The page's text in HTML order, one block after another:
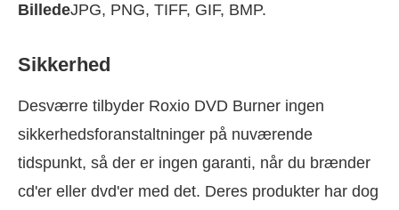
BilledeJPG, PNG, TIFF, GIF, BMP.
Sikkerhed
Desværre tilbyder Roxio DVD Burner ingen
sikkerhedsforanstaltninger på nuværende
tidspunkt, så der er ingen garanti, når du brænder
cd'er eller dvd'er med det. Deres produkter har dog